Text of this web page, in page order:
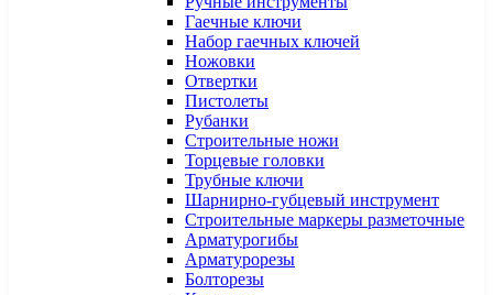
Гаечные ключи
Набор гаечных ключей
Ножовки
Отвертки
Пистолеты
Рубанки
Строительные ножи
Торцевые головки
Трубные ключи
Шарнирно-губцевый инструмент
Строительные маркеры разметочные
Арматурогибы
Арматурорезы
Болторезы